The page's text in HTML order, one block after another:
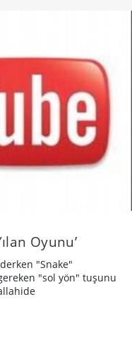
Oyunu’
"Snake"
"sol yön" tuşunu